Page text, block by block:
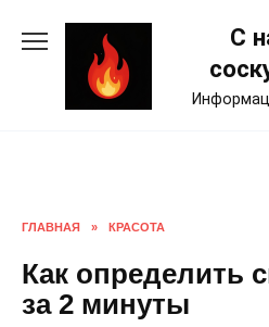
С
ГЛАВНАЯ » КРАСОТА
Как определить
за 2 минуты